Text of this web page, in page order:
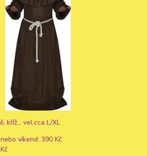
kříž... vel.cca L/XL
víkend: 390 Kč